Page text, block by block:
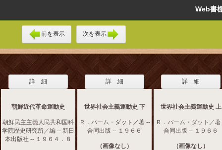
Web
前を表示 次を表示
詳 細
朝鮮近代革命運動史
朝鮮民主主義人民共和国科
学院歴史研究所／編 -- 新日
本出版社 -- １９６４．８
詳 細
世界社会主義運動史 下
Ｒ．パーム・ダット／著 --
合同出版 -- １９６６
（画像なし）
詳 細
世界社会主義運動史 上
Ｒ．パーム・ダット／著
合同出版 -- １９６６
（画像なし）